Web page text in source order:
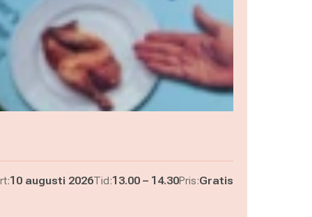
10 augusti 2026Tid:Pågår mellan
13.00 – och
14.30Pris:Gratis